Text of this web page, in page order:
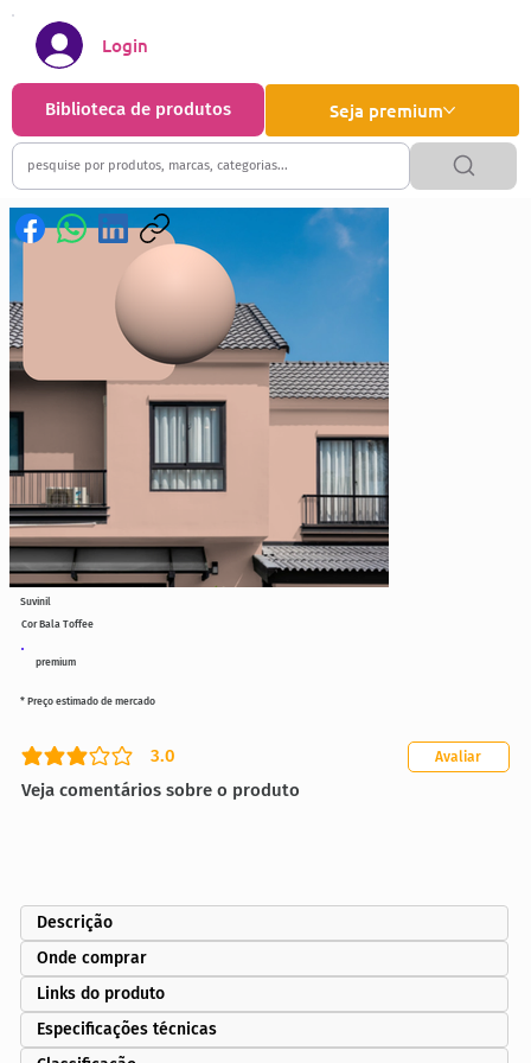
Seja premium
Biblioteca de produtos
Login
premium
Cor Bala Toffee
3.0
classificação média é 3 de 5
Veja comentários sobre o produto
Avaliar
* Preço estimado de mercado
Suvinil
Descrição
Onde comprar
Links do produto
Especificações técnicas